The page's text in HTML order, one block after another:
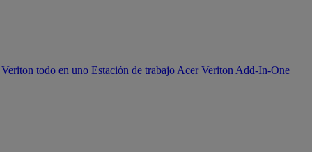
todo en uno Estación de trabajo Acer Veriton Add-In-One